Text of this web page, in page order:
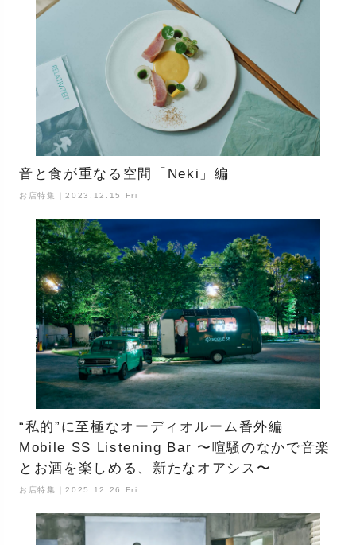
音と食が重なる空間「Neki」編
お店特集｜2023.12.15 Fri
“私的”に至極なオーディオルーム番外編
Mobile SS Listening Bar 〜喧騒のなかで音楽
とお酒を楽しめる、新たなオアシス〜
お店特集｜2025.12.26 Fri